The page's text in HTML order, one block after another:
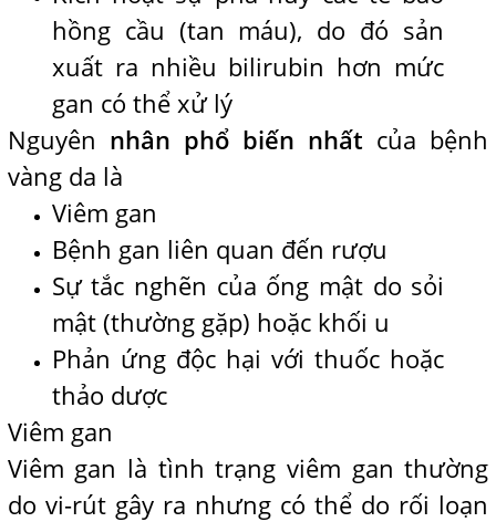
hồng cầu (tan máu), do đó sản
xuất ra nhiều bilirubin hơn mức
gan có thể xử lý
Nguyên nhân phổ biến nhất của bệnh
vàng da là
Viêm gan
Bệnh gan liên quan đến rượu
Sự tắc nghẽn của ống mật do sỏi
mật (thường gặp) hoặc khối u
Phản ứng độc hại với thuốc hoặc
thảo dược
Viêm gan
Viêm gan là tình trạng viêm gan thường
do vi-rút gây ra nhưng có thể do rối loạn